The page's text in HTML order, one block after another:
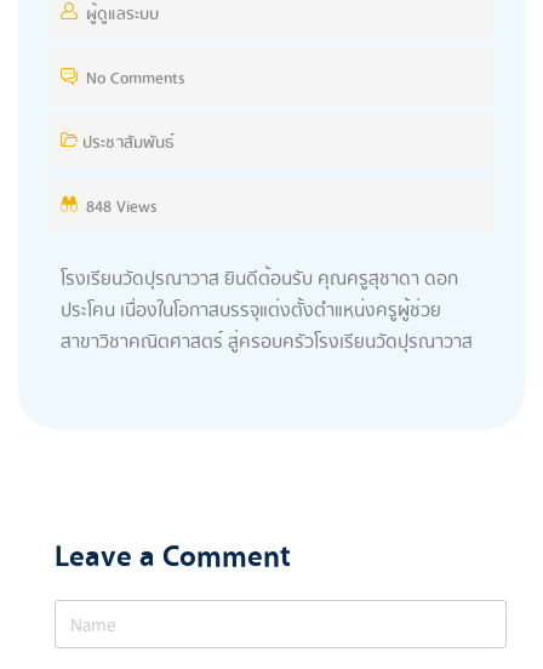
ผู้ดูแลระบบ
No Comments
ประชาสัมพันธ์
848 Views
โรงเรียนวัดปุรณาวาส ยินดีต้อนรับ คุณครูสุชาดา ดอก
ประโคน เนื่องในโอกาสบรรจุแต่งตั้งตำแหน่งครูผู้ช่วย
สาขาวิชาคณิตศาสตร์ สู่ครอบครัวโรงเรียนวัดปุรณาวาส
Leave a Comment